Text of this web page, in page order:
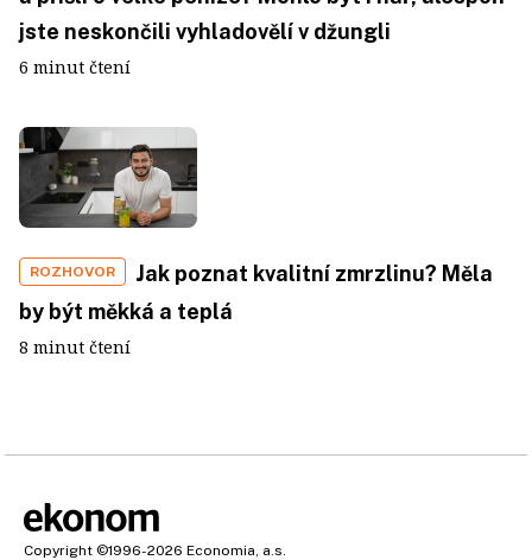
jste neskončili vyhladovělí v džungli
6 minut čtení
ROZHOVOR
Jak poznat kvalitní zmrzlinu? Měla
by být měkká a teplá
8 minut čtení
Copyright ©1996-2026 Economia, a.s.